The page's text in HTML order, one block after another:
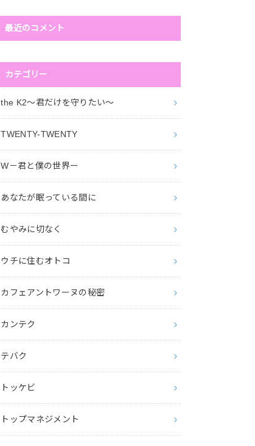
最近のコメント
カテゴリー
the K2～君だけを守りたい～
TWENTY-TWENTY
W－君と僕の世界ー
あなたが眠っている間に
むやみに切なく
ウチに住むオトコ
カフェアントワーヌの秘密
カンテク
テバク
トッケビ
トップマネジメント